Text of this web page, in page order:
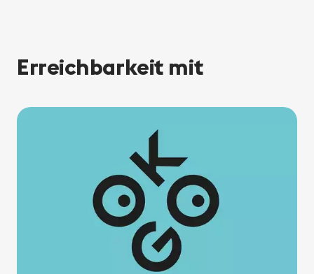
Erreichbarkeit mit